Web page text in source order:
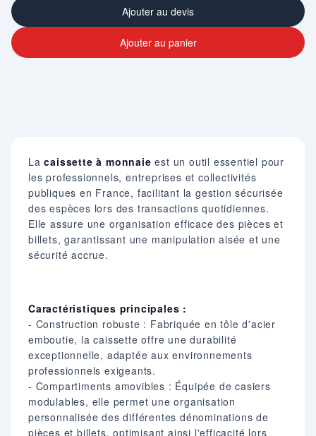
Ajouter au devis
Ajouter au panier
Lacaissette à monnaie est un outil essentiel pour
les professionnels, entreprises et collectivités
publiques en France, facilitant la gestion sécurisée
des espèces lors des transactions quotidiennes.
Elle assure une organisation efficace des pièces et
billets, garantissant une manipulation aisée et une
sécurité accrue.
Caractéristiques principales :
- Construction robuste : Fabriquée en tôle d'acier
emboutie, la caissette offre une durabilité
exceptionnelle, adaptée aux environnements
professionnels exigeants.
- Compartiments amovibles : Équipée de casiers
modulables, elle permet une organisation
personnalisée des différentes dénominations de
pièces et billets, optimisant ainsi l'efficacité lors